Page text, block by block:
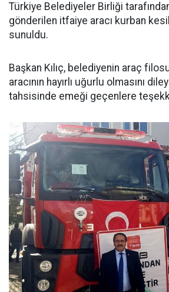
Türkiye Belediyeler Birliği
gönderilen itfaiye aracı kurban
sunuldu.
Başkan Kılıç, belediyenin araç
aracının hayırlı uğurlu olmasını
tahsisinde emeği geçenlere